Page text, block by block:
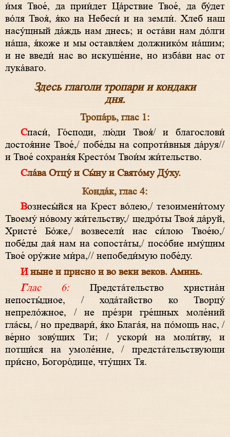
и́мя Твое́, да прии́дет Ца́рствие Твое́, да бу́дет
во́ля Твоя́, я́ко на Небеси́ и на земли́. Хлеб наш
насу́щный да́ждь нам днесь; и оста́ви нам до́лги
на́ша, я́коже и мы оставля́ем должнико́м на́шим;
и не введи́ нас во искуше́ние, но изба́ви нас от
лука́ваго.
Здесь глаголи тропари и кондаки
дня.
Тропа́рь, глас 1:
Спаси́, Го́споди, лю́ди Твоя́/ и благослови́
достоя́ние Твое́,/ побе́ды на сопроти́вныя да́руя//
и Твое́ сохраня́я Кресто́м Твои́м жи́тельство.
Сла́ва Отцу́ и Сы́ну и Свято́му Ду́ху.
Конда́к, глас 4:
Вознесы́йся на Крест во́лею,/ тезоимени́тому
Твоему́ но́вому жи́тельству,/ щедро́ты Твоя́ да́руй,
Христе́ Бо́же,/ возвесели́ нас си́лою Твое́ю,/
побе́ды дая́ нам на сопоста́ты,/ посо́бие иму́щим
Твое́ ору́жие ми́ра,// непобеди́мую побе́ду.
И ныне и присно и во веки веков. Аминь.
Глас 6:Предстáтельство христиа́н
непосты́дное, / ходáтайство ко Творцу́
непрело́жное, / не пре́зри гре́шных моле́ний
глáсы, / но предвари́, я́ко Благáя, на по́мощь нас, /
ве́рно зову́щих Ти; / ускори́ на моли́тву, и
потщи́ся на умоле́ние, / предстáтельствующи
при́сно, Богоро́дице, чту́щих Тя.